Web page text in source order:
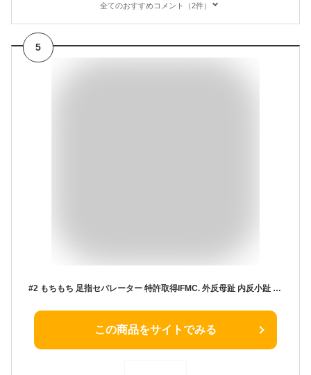
全てのおすすめコメント（2件）
5
#2 もちもち 足指セパレーター 特許取得IFMC. 外反母趾 内反小趾 ないはんしょうし 寝指 浮き指 ハンマートゥ サポーター 足の指 足指 広げる グッズ PREMIUMフットケアサポーター やわらかシリコン 左右兼用 2個入り 全11色 男女兼用 S/M/L 日本製
この商品をサイトでみる